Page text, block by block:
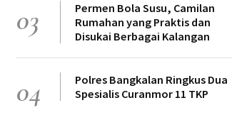
03
Permen Bola Susu, Camilan
Rumahan yang Praktis dan
Disukai Berbagai Kalangan
04
Polres Bangkalan Ringkus Dua
Spesialis Curanmor 11 TKP